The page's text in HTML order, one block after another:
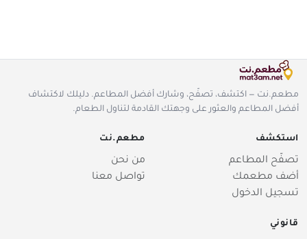
مطعم.نت — اكتشف، تصفّح، وشارك أفضل المطاعم. دليلك لاكتشاف
أفضل المطاعم والعثور على وجهتك القادمة لتناول الطعام.
استكشف
تصفّح المطاعم
أضف مطعمك
تسجيل الدخول
مطعم.نت
من نحن
تواصل معنا
قانوني